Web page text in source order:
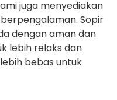
juga menyediakan
Sopir
dengan aman dan
lebih relaks dan
bebas untuk